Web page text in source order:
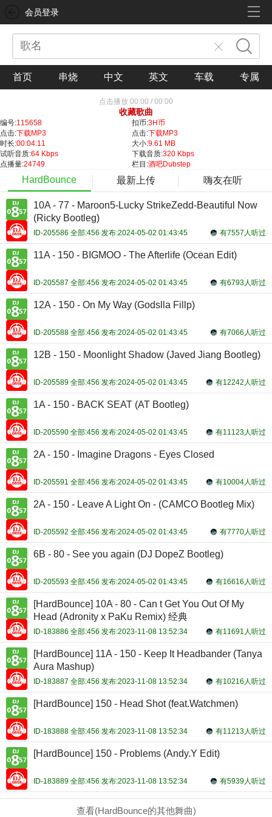
会员登录
首页 串烧 中文 英文 车载 专属
点击播放 00:00 / 00:00
收藏歌曲
编号:115658 扣币:3H币
点击:下载MP3 点击:下载MP3
时长:00:04:11 大小:9.61 MB
试听音质:64 Kbps 下载音质:320 Kbps
点播量:24749 栏目:酒吧Dubstep
HardBounce 最新上传 嗨友在听
10A - 77 - Maroon5-Lucky StrikeZedd-Beautiful Now
(Ricky Bootleg)
有7557人听过
ID-205586 全部:456 发布:2024-05-02 01:43:45
11A - 150 - BIGMOO - The Afterlife (Ocean Edit)
有6793人听过
ID-205587 全部:456 发布:2024-05-02 01:43:45
12A - 150 - On My Way (Godslla Fillp)
有7066人听过
ID-205588 全部:456 发布:2024-05-02 01:43:45
12B - 150 - Moonlight Shadow (Javed Jiang Bootleg)
有12242人听过
ID-205589 全部:456 发布:2024-05-02 01:43:45
1A - 150 - BACK SEAT (AT Bootleg)
有11123人听过
ID-205590 全部:456 发布:2024-05-02 01:43:45
2A - 150 - Imagine Dragons - Eyes Closed
有10004人听过
ID-205591 全部:456 发布:2024-05-02 01:43:45
2A - 150 - Leave A Light On - (CAMCO Bootleg Mix)
有7770人听过
ID-205592 全部:456 发布:2024-05-02 01:43:45
6B - 80 - See you again (DJ DopeZ Bootleg)
有16616人听过
ID-205593 全部:456 发布:2024-05-02 01:43:45
[HardBounce] 10A - 80 - Can t Get You Out Of My
Head (Adronity x PaKu Remix) 经典
有11691人听过
ID-183886 全部:456 发布:2023-11-08 13:52:34
[HardBounce] 11A - 150 - Keep It Headbander (Tanya
Aura Mashup)
有10216人听过
ID-183887 全部:456 发布:2023-11-08 13:52:34
[HardBounce] 150 - Head Shot (feat.Watchmen)
有11213人听过
ID-183888 全部:456 发布:2023-11-08 13:52:34
[HardBounce] 150 - Problems (Andy.Y Edit)
有5939人听过
ID-183889 全部:456 发布:2023-11-08 13:52:34
查看(HardBounce的其他舞曲)